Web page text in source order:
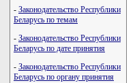
- Законодательство Республики
Беларусь по темам
- Законодательство Республики
Беларусь по дате принятия
- Законодательство Республики
Беларусь по органу принятия